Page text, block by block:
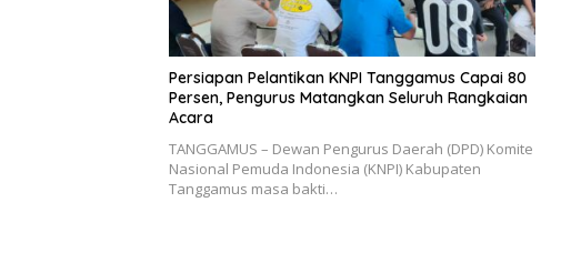
Persiapan Pelantikan KNPI Tanggamus Capai 80
Persen, Pengurus Matangkan Seluruh Rangkaian
Acara
TANGGAMUS – Dewan Pengurus Daerah (DPD) Komite
Nasional Pemuda Indonesia (KNPI) Kabupaten
Tanggamus masa bakti…